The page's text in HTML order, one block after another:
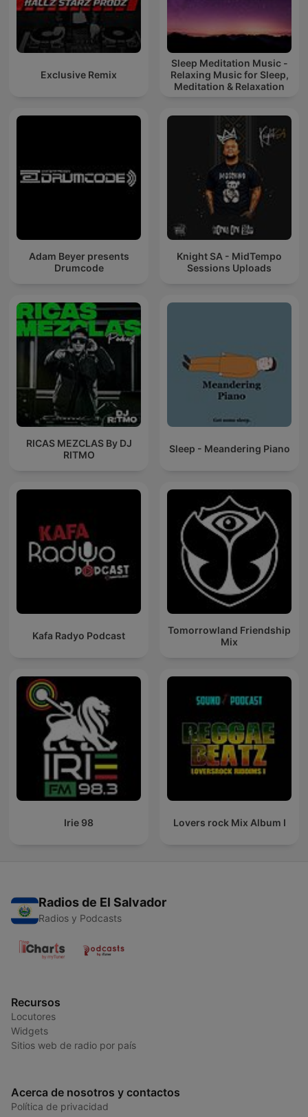
Exclusive Remix
Sleep Meditation Music -
Relaxing Music for Sleep,
Meditation & Relaxation
Adam Beyer presents
Drumcode
Knight SA - MidTempo
Sessions Uploads
RICAS MEZCLAS By DJ
RITMO
Sleep - Meandering Piano
Kafa Radyo Podcast
Tomorrowland Friendship
Mix
Irie 98 Lovers rock Mix Album I
Radios de El Salvador
Radios y Podcasts
Recursos
Locutores
Widgets
Sitios web de radio por país
Acerca de nosotros y contactos
Política de privacidad